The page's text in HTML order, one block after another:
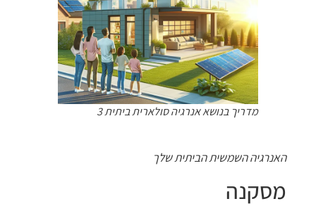
מדריך בנושא אנרגיה סולארית ביתית 3
האנרגיה השמשית הביתית שלך
מסקנה